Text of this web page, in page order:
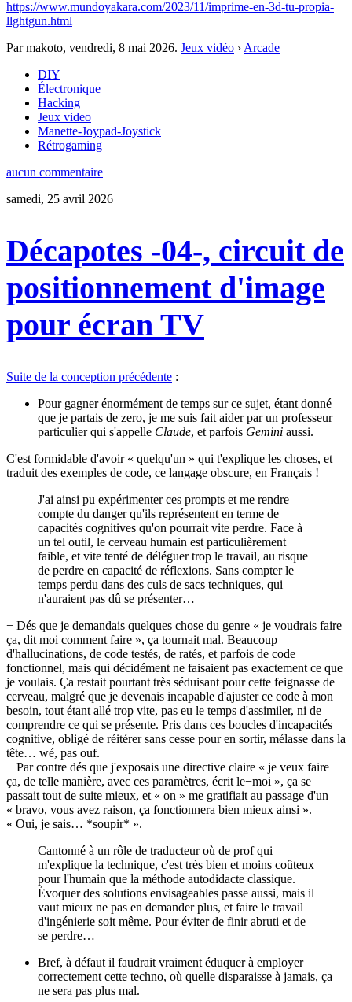
https://www.mundoyakara.com/2023/11/imprime-en-3d-tu-propia-
llghtgun.html
Par makoto, vendredi, 8 mai 2026. Jeux vidéo › Arcade
DIY
Électronique
Hacking
Jeux video
Manette-Joypad-Joystick
Rétrogaming
aucun commentaire
samedi, 25 avril 2026
Décapotes -04-, circuit de
positionnement d'image
pour écran TV
Suite de la conception précédente :
Pour gagner énormément de temps sur ce sujet, étant donné
que je partais de zero, je me suis fait aider par un professeur
particulier qui s'appelle Claude, et parfois Gemini aussi.
C'est formidable d'avoir « quelqu'un » qui t'explique les choses, et
traduit des exemples de code, ce langage obscure, en Français !
J'ai ainsi pu expérimenter ces prompts et me rendre
compte du danger qu'ils représentent en terme de
capacités cognitives qu'on pourrait vite perdre. Face à
un tel outil, le cerveau humain est particulièrement
faible, et vite tenté de déléguer trop le travail, au risque
de perdre en capacité de réflexions. Sans compter le
temps perdu dans des culs de sacs techniques, qui
n'auraient pas dû se présenter…
− Dés que je demandais quelques chose du genre « je voudrais faire
ça, dit moi comment faire », ça tournait mal. Beaucoup
d'hallucinations, de code testés, de ratés, et parfois de code
fonctionnel, mais qui décidément ne faisaient pas exactement ce que
je voulais. Ça restait pourtant très séduisant pour cette feignasse de
cerveau, malgré que je devenais incapable d'ajuster ce code à mon
besoin, tout étant allé trop vite, pas eu le temps d'assimiler, ni de
comprendre ce qui se présente. Pris dans ces boucles d'incapacités
cognitive, obligé de réitérer sans cesse pour en sortir, mélasse dans la
tête… wé, pas ouf.
− Par contre dés que j'exposais une directive claire « je veux faire
ça, de telle manière, avec ces paramètres, écrit le−moi », ça se
passait tout de suite mieux, et « on » me gratifiait au passage d'un
« bravo, vous avez raison, ça fonctionnera bien mieux ainsi ».
« Oui, je sais… *soupir* ».
Cantonné à un rôle de traducteur où de prof qui
m'explique la technique, c'est très bien et moins coûteux
pour l'humain que la méthode autodidacte classique.
Évoquer des solutions envisageables passe aussi, mais il
vaut mieux ne pas en demander plus, et faire le travail
d'ingénierie soit même. Pour éviter de finir abruti et de
se perdre…
Bref, à défaut il faudrait vraiment éduquer à employer
correctement cette techno, où quelle disparaisse à jamais, ça
ne sera pas plus mal.